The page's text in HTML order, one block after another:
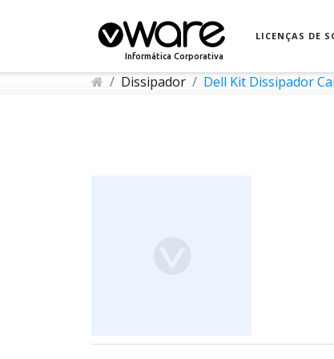
Informática Corporativa
LICENÇAS DE
Dissipador Dell Kit Dissipador